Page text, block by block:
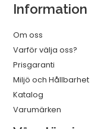
Information
Om oss
Varför välja oss?
Prisgaranti
Miljö och Hållbarhet
Katalog
Varumärken